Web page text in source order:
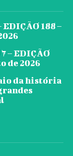
188 –
– EDIÇÃO
de 2026
da história